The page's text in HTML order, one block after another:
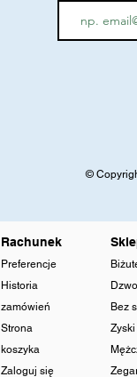
©
Rachunek
Preferencje
Historia
zamówień
Strona
koszyka
Zaloguj się
Bez
Zyski